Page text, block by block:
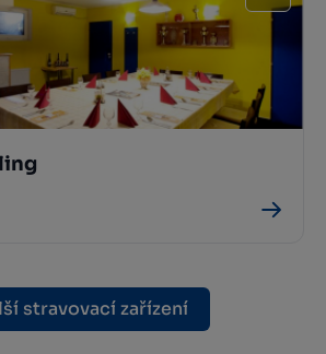
stravovací zařízení